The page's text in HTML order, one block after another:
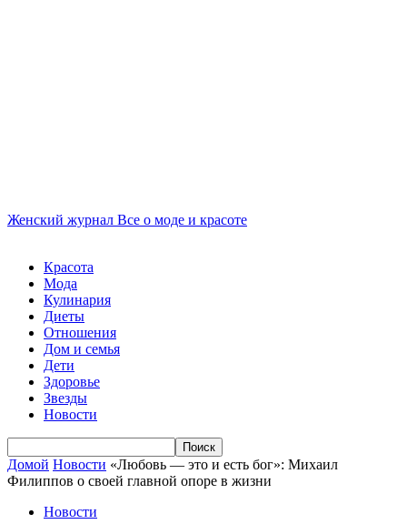
Женский журнал Все о моде и красоте
Красота
Мода
Кулинария
Диеты
Отношения
Дом и семья
Дети
Здоровье
Звезды
Новости
Домой Новости «Любовь — это и есть бог»: Михаил
Филиппов о своей главной опоре в жизни
Новости